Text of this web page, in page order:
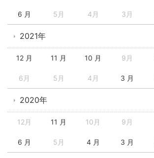
6 月 5月 4月 3月
2021年
12 月 11 月 10 月 9月
6月 5月 4月 3 月
2020年
12月 11 月 10月 9月
6 月 5月 4 月 3 月